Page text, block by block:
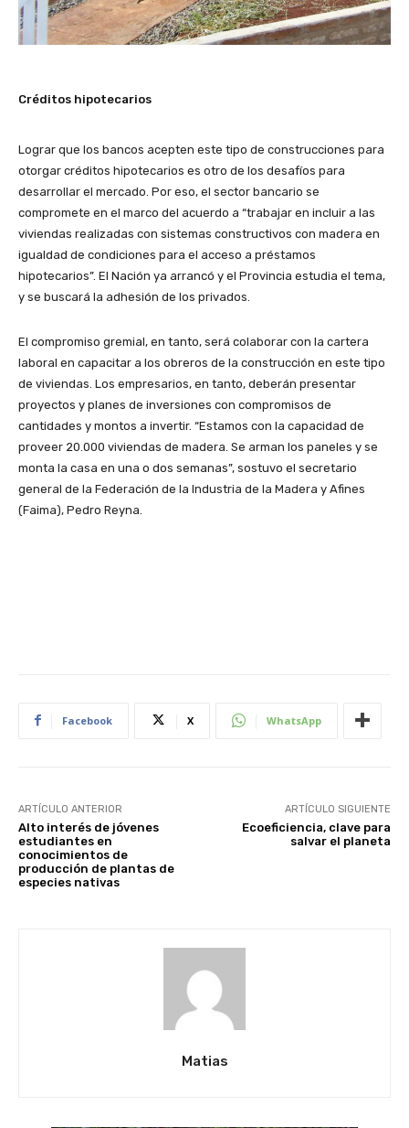
Créditos hipotecarios
Lograr que los bancos acepten este tipo de construcciones para
otorgar créditos hipotecarios es otro de los desafíos para
desarrollar el mercado. Por eso, el sector bancario se
compromete en el marco del acuerdo a “trabajar en incluir a las
viviendas realizadas con sistemas constructivos con madera en
igualdad de condiciones para el acceso a préstamos
hipotecarios”. El Nación ya arrancó y el Provincia estudia el tema,
y se buscará la adhesión de los privados.
El compromiso gremial, en tanto, será colaborar con la cartera
laboral en capacitar a los obreros de la construcción en este tipo
de viviendas. Los empresarios, en tanto, deberán presentar
proyectos y planes de inversiones con compromisos de
cantidades y montos a invertir. “Estamos con la capacidad de
proveer 20.000 viviendas de madera. Se arman los paneles y se
monta la casa en una o dos semanas”, sostuvo el secretario
general de la Federación de la Industria de la Madera y Afines
(Faima), Pedro Reyna.
Facebook X WhatsApp
ARTÍCULO ANTERIOR
Alto interés de jóvenes
estudiantes en
conocimientos de
producción de plantas de
especies nativas
ARTÍCULO SIGUIENTE
Ecoeficiencia, clave para
salvar el planeta
Matias